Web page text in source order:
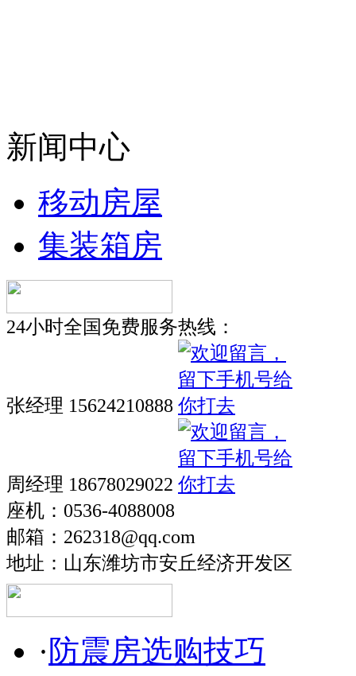
新闻中心
移动房屋
集装箱房
24小时全国免费服务热线：
张经理 15624210888
周经理 18678029022
座机：0536-4088008
邮箱：262318@qq.com
地址：山东潍坊市安丘经济开发区
· 防震房选购技巧